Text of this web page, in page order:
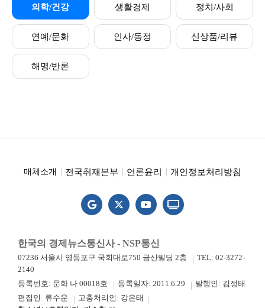
의학/건강 생활경제 정치/사회
연예/문화 인사/동정 신상품/리뷰
해명/반론
매체소개 전국취재본부 언론윤리 개인정보처리방침
한국의 경제뉴스통신사 - NSP통신
07236 서울시 영등포구 국회대로750 금산빌딩 2층
TEL: 02-3272-
2140
등록번호: 문화 나 00018호
등록일자: 2011.6.29
발행인: 김정태
편집인: 류수운
고충처리인: 강은태